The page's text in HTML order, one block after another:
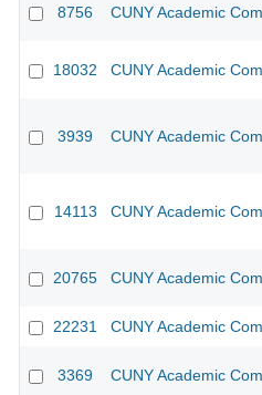
8756 CUNY Academic
18032 CUNY Academic
3939 CUNY Academic
14113 CUNY Academic
20765 CUNY Academic
22231 CUNY Academic
3369 CUNY Academic